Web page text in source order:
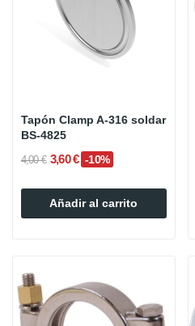
Tapón Clamp A-316 soldar
BS-4825
4,00 € 3,60 € -10%
Añadir al carrito